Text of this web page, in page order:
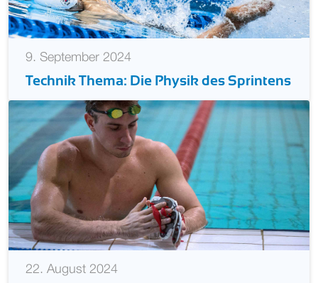
9. September 2024
Technik Thema: Die Physik des Sprintens
22. August 2024